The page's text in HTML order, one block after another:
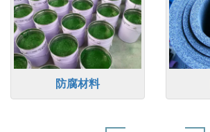
防腐材料